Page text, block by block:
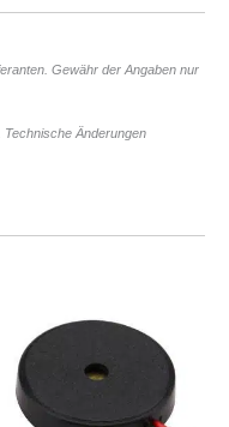
Gewähr der Angaben nur
Änderungen